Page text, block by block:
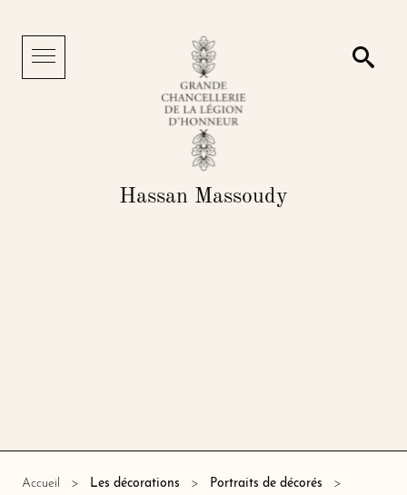
Menu
Hassan Massoudy
Accueil Les décorations
Portraits de décorés